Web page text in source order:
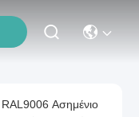
RAL9006 Ασημένιο